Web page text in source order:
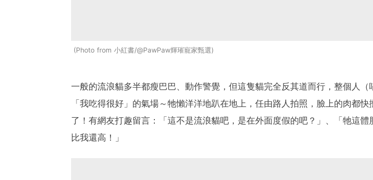
Photo from 小紅書/@PawPaw輝璀寵家甄選
一般的流浪貓多半都瘦巴巴、動作警覺，但這隻貓完全反其道而行，整個人（
「我吃得很好」的氣場～牠懶洋洋地趴在地上，任由路人拍照，臉上的肉都快
了！有網友打趣留言：「這不是流浪貓吧，是在外面度假的吧？」、「牠這體
比我還高！」